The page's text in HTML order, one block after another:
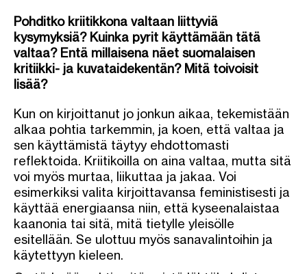
Pohditko kriitikkona valtaan liittyviä
kysymyksiä? Kuinka pyrit käyttämään tätä
valtaa? Entä millaisena näet suomalaisen
kritiikki- ja kuvataidekentän? Mitä toivoisit
lisää?
Kun on kirjoittanut jo jonkun aikaa, tekemistään
alkaa pohtia tarkemmin, ja koen, että valtaa ja
sen käyttämistä täytyy ehdottomasti
reflektoida. Kriitikoilla on aina valtaa, mutta sitä
voi myös murtaa, liikuttaa ja jakaa. Voi
esimerkiksi valita kirjoittavansa feministisesti ja
käyttää energiaansa niin, että kyseenalaistaa
kaanonia tai sitä, mitä tietylle yleisölle
esitellään. Se ulottuu myös sanavalintoihin ja
käytettyyn kieleen.